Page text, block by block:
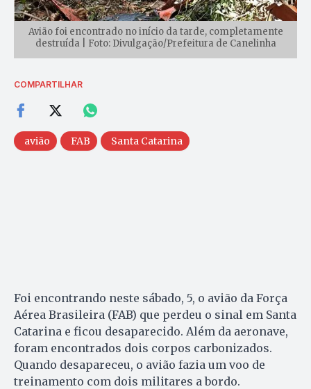
Avião foi encontrado no início da tarde, completamente
destruída | Foto: Divulgação/Prefeitura de Canelinha
COMPARTILHAR
avião FAB Santa Catarina
Foi encontrando neste sábado, 5, o avião da Força
Aérea Brasileira (FAB) que perdeu o sinal em Santa
Catarina e ficou desaparecido. Além da aeronave,
foram encontrados dois corpos carbonizados.
Quando desapareceu, o avião fazia um voo de
treinamento com dois militares a bordo.